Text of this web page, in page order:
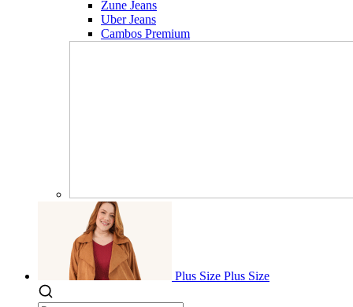
Zune Jeans
Uber Jeans
Cambos Premium
Plus Size Plus Size